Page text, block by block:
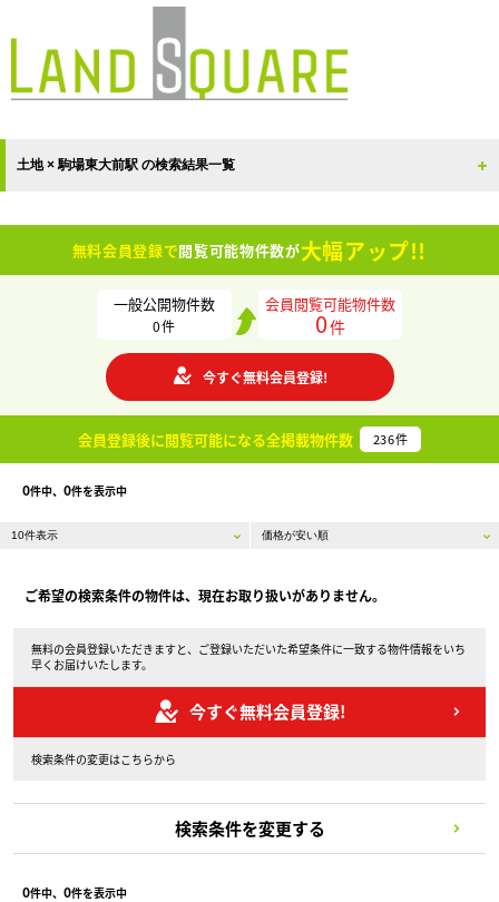
土地 × 駒場東大前駅 の検索結果一覧
無料会員登録で閲覧可能物件数が大幅アップ!!
一般公開物件数
0件
会員閲覧可能物件数
0件
今すぐ無料会員登録!
会員登録後に閲覧可能になる全掲載物件数 236件
0件中、 0件を表示中
ご希望の検索条件の物件は、現在お取り扱いがありません。
無料の会員登録いただきますと、ご登録いただいた希望条件に一致する物件情報をいち
早くお届けいたします。
今すぐ無料会員登録!
検索条件の変更はこちらから
検索条件を変更する
0件中、 0件を表示中